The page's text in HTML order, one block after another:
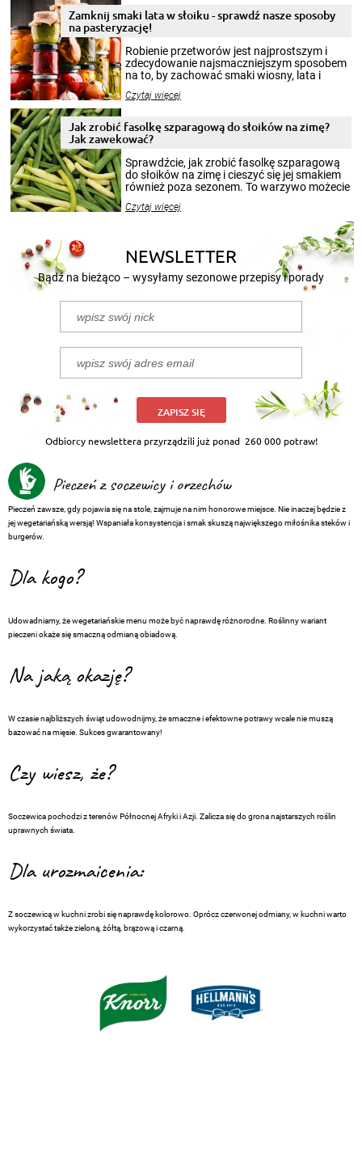
Zamknij smaki lata w słoiku - sprawdź nasze sposoby
na pasteryzację!
Robienie przetworów jest najprostszym i
zdecydowanie najsmaczniejszym sposobem
na to, by zachować smaki wiosny, lata i
krajobrazów, by cieszyć nimi oko w sezonie
pełni poczuć atmosferę cieplejszych
miesięcy. Przygotowanie słoików ze
patenty, które pozwolą zachować świeżość
przetworów.
Czytaj więcej
Jak zrobić fasolkę szparagową do słoików na zimę?
Jak zawekować?
Sprawdźcie, jak zrobić fasolkę szparagową
do słoików na zimę i cieszyć się jej smakiem
również poza sezonem. To warzywo możecie
nasze propozycje!
Czytaj więcej
NEWSLETTER
Bądź na bieżąco – wysyłamy sezonowe przepisy i porady
ZAPISZ SIĘ
Odbiorcy newslettera przyrządzili już ponad 260 000 potraw!
Pieczeń z soczewicy i orzechów
Pieczeń zawsze, gdy pojawia się na stole, zajmuje na nim honorowe miejsce. Nie inaczej będzie z
jej wegetariańską wersją! Wspaniała konsystencja i smak skuszą największego miłośnika steków i
burgerów.
Dla kogo?
Udowadniamy, że wegetariańskie menu może być naprawdę różnorodne. Roślinny wariant
pieczeni okaże się smaczną odmianą obiadową.
Na jaką okazję?
W czasie najbliższych świąt udowodnijmy, że smaczne i efektowne potrawy wcale nie muszą
bazować na mięsie. Sukces gwarantowany!
Czy wiesz, że?
Soczewica pochodzi z terenów Północnej Afryki i Azji. Zalicza się do grona najstarszych roślin
uprawnych świata.
Dla urozmaicenia:
Z soczewicą w kuchni zrobi się naprawdę kolorowo. Oprócz czerwonej odmiany, w kuchni warto
wykorzystać także zieloną, żółtą, brązową i czarną.